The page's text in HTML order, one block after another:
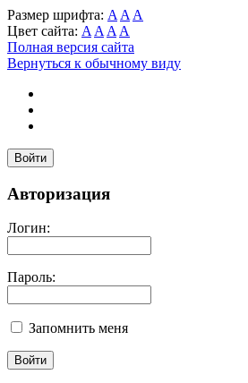
Размер шрифта: A A A
Цвет сайта: A A A A
Полная версия сайта
Вернуться к обычному виду
Войти
Авторизация
Логин:
Пароль:
Запомнить меня